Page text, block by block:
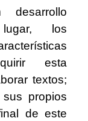
los
esta
textos;
propios
de este